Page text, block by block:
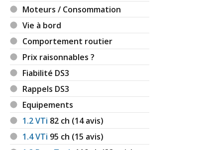
Moteurs / Consommation
Vie à bord
Comportement routier
Prix raisonnables ?
Fiabilité DS3
Rappels DS3
Equipements
1.2 VTi 82 ch (14 avis)
1.4 VTi 95 ch (15 avis)